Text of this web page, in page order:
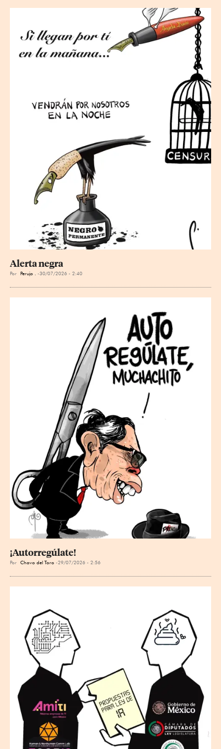
Alerta negra
Por Perujo . 30/07/2026 - 2:40
¡Autorregúlate!
Por Chavo del Toro 29/07/2026 - 2:56